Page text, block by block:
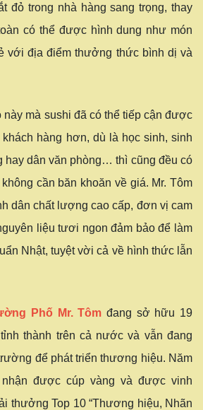
đỏ trong nhà hàng sang trọng, thay
có thể được hình dung như món
với địa điểm thưởng thức bình dị và
mà sushi đã có thể tiếp cận được
hàng hơn, dù là học sinh, sinh
hay dân văn phòng… thì cũng đều có
cần băn khoăn về giá. Mr. Tôm
dân chất lượng cao cấp, đơn vị cam
liệu tươi ngon đảm bảo để làm
Nhật, tuyệt vời cả về hình thức lẫn
Phố Mr. Tôm đang sở hữu 19
thành trên cả nước và vẫn đang
để phát triển thương hiệu. Năm
được cúp vàng và được vinh
thưởng Top 10 “Thương hiệu, Nhãn